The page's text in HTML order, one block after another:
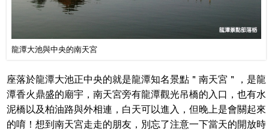
龍潭大池與中央的南天宮
座落於龍潭大池正中央的就是龍潭知名景點＂南天宮＂，是龍
潭香火鼎盛的廟宇，南天宮旁有龍潭觀光吊橋的入口，也有水
泥橋以及柏油路與外相連，白天可以進入，但晚上是會關起來
的唷！想到南天宮走走的朋友，別忘了注意一下當天的開放時